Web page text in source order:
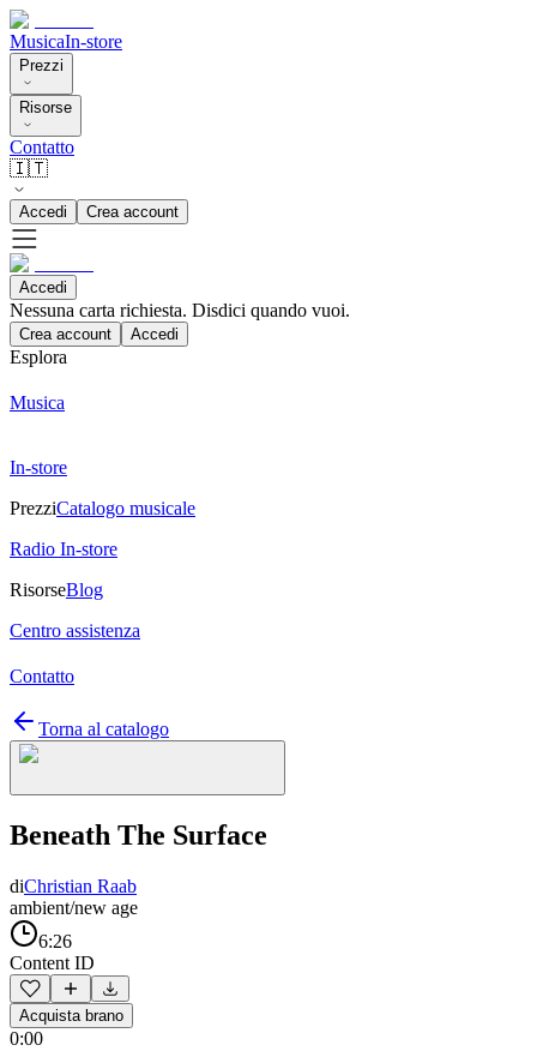
MusicaIn-store
Prezzi
Risorse
Contatto
🇮🇹
Accedi Crea account
Accedi
Nessuna carta richiesta. Disdici quando vuoi.
Crea account Accedi
Esplora
Musica
In-store
PrezziCatalogo musicale
Radio In-store
RisorseBlog
Centro assistenza
Contatto
Torna al catalogo
Beneath The Surface
diChristian Raab
ambient/new age
6:26
Content ID
Acquista brano
0:00